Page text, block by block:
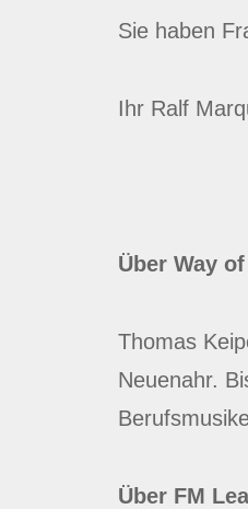
Sie haben
Ihr Ralf
Über Way
Thomas
Neuenahr.
Über FM